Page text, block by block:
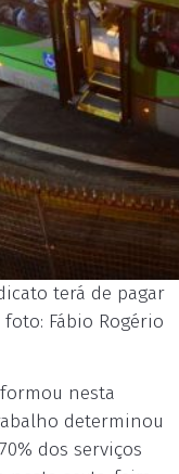
terá de pagar
Fábio Rogério
nesta
determinou
dos serviços